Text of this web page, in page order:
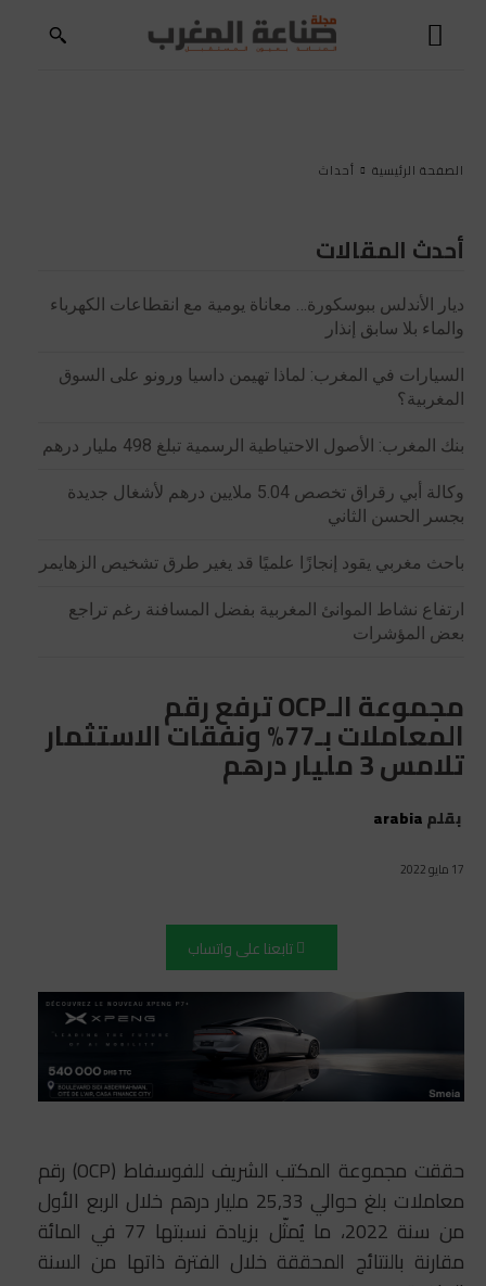
الصفحة الرئيسية أحداث
أحدث المقالات
ديار الأندلس ببوسكورة… معاناة يومية مع انقطاعات الكهرباء
والماء بلا سابق إنذار
السيارات في المغرب: لماذا تهيمن داسيا ورونو على السوق
المغربية؟
بنك المغرب: الأصول الاحتياطية الرسمية تبلغ 498 مليار درهم
وكالة أبي رقراق تخصص 5.04 ملايين درهم لأشغال جديدة
بجسر الحسن الثاني
باحث مغربي يقود إنجازًا علميًا قد يغير طرق تشخيص الزهايمر
ارتفاع نشاط الموانئ المغربية بفضل المسافنة رغم تراجع
بعض المؤشرات
مجموعة الـOCP ترفع رقم
المعاملات بـ77% ونفقات الاستثمار
تلامس 3 مليار درهم
بقلمarabia
17 مايو 2022
تابعنا على واتساب
حققت مجموعة المكتب الشريف للفوسفاط (OCP) رقم
معاملات بلغ حوالي 25,33 مليار درهم خلال الربع الأول
من سنة 2022، ما يُمثّل بزيادة نسبتها 77 في المائة
مقارنة بالنتائج المحققة خلال الفترة ذاتها من السنة